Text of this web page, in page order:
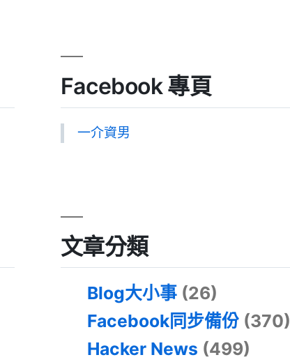
Facebook 專頁
一介資男
文章分類
Blog大小事 (26)
Facebook同步備份 (370)
Hacker News (499)